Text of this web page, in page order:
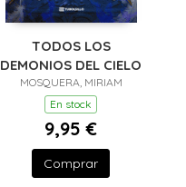
TODOS LOS
DEMONIOS DEL CIELO
MOSQUERA, MIRIAM
En stock
9,95 €
Comprar